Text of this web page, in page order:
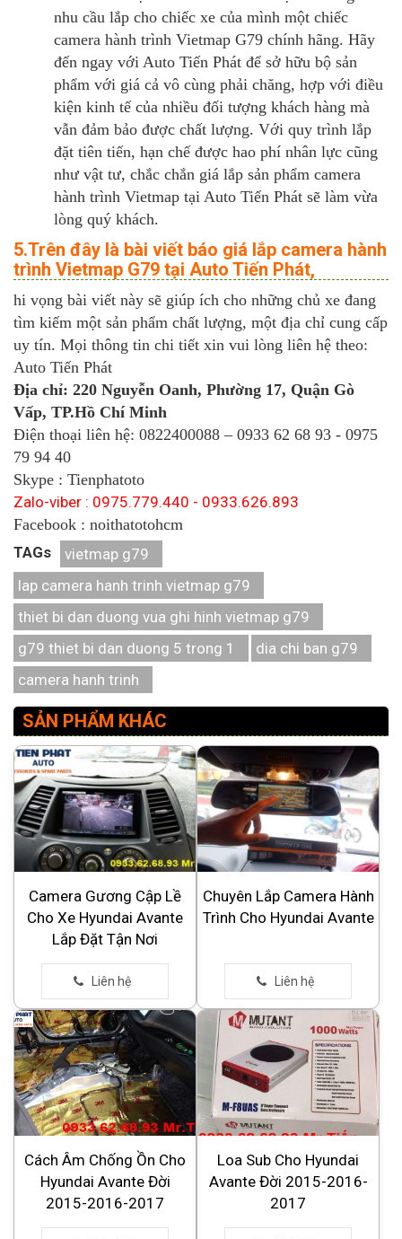
nhu cầu lắp cho chiếc xe của mình một chiếc
camera hành trình Vietmap G79 chính hãng. Hãy
đến ngay với Auto Tiến Phát để sở hữu bộ sản
phẩm với giá cả vô cùng phải chăng, hợp với điều
kiện kinh tế của nhiều đối tượng khách hàng mà
vẫn đảm bảo được chất lượng. Với quy trình lắp
đặt tiên tiến, hạn chế được hao phí nhân lực cũng
như vật tư, chắc chắn giá lắp sản phẩm camera
hành trình Vietmap tại Auto Tiến Phát sẽ làm vừa
lòng quý khách.
5.Trên đây là bài viết báo giá lắp camera hành
trình Vietmap G79 tại Auto Tiến Phát,
hi vọng bài viết này sẽ giúp ích cho những chủ xe đang
tìm kiếm một sản phẩm chất lượng, một địa chỉ cung cấp
uy tín. Mọi thông tin chi tiết xin vui lòng liên hệ theo:
Auto Tiến Phát
Địa chỉ: 220 Nguyễn Oanh, Phường 17, Quận Gò
Vấp, TP.Hồ Chí Minh
Điện thoại liên hệ: 0822400088 – 0933 62 68 93 - 0975
79 94 40
Skype : Tienphatoto
Zalo-viber : 0975.779.440 - 0933.626.893
Facebook : noithatotohcm
TAGs
vietmap g79
lap camera hanh trinh vietmap g79
thiet bi dan duong vua ghi hinh vietmap g79
g79 thiet bi dan duong 5 trong 1
dia chi ban g79
camera hanh trinh
SẢN PHẨM KHÁC
Camera Gương Cập Lề
Cho Xe Hyundai Avante
Lắp Đặt Tận Nơi
Chuyên Lắp Camera Hành
Trình Cho Hyundai Avante
Cách Âm Chống Ồn Cho
Hyundai Avante Đời
2015-2016-2017
Loa Sub Cho Hyundai
Avante Đời 2015-2016-
2017